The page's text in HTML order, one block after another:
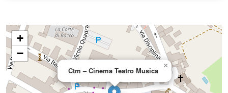
Ctm – Cinema Teatro Musica
×
+
−